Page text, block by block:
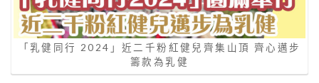
「乳健同行 2024」近二千粉紅健兒齊集山頂 齊心邁步
籌款為乳健